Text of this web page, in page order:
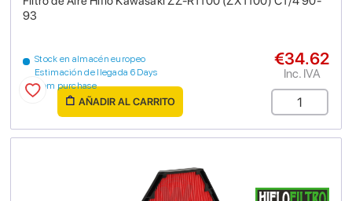
93
Stock en almacén europeo
Estimación de llegada 6 Days
from purchase
€34.62
Inc. IVA
AÑADIR AL CARRITO